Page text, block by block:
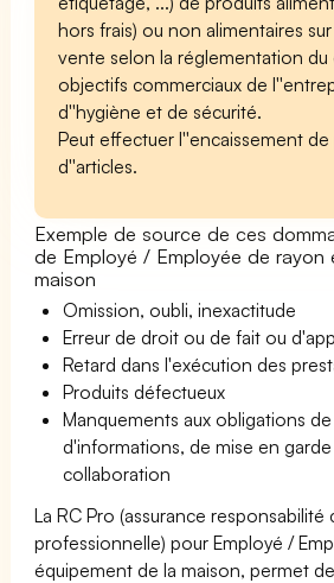
hors frais) ou non alimentaires
vente selon la réglementation du
objectifs commerciaux de
d''hygiène et de sécurité.
Peut effectuer l''encaissement
d''articles.
Exemple de source de ces
de Employé / Employée de rayon
maison
Omission, oubli, inexactitude
Erreur de droit ou de fait ou
Retard dans l'exécution des
Produits défectueux
Manquements aux obligations
d'informations, de mise en
collaboration
La RC Pro (assurance responsabilité
professionnelle) pour Employé /
équipement de la maison, permet